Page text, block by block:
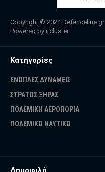
Copyright © 2024 Defenceline.gr
Powered by itcluster
Κατηγορίες
ΕΝΟΠΛΕΣ ΔΥΝΑΜΕΙΣ
ΣΤΡΑΤΟΣ ΞΗΡΑΣ
ΠΟΛΕΜΙΚΗ ΑΕΡΟΠΟΡΙΑ
ΠΟΛΕΜΙΚΟ ΝΑΥΤΙΚΟ